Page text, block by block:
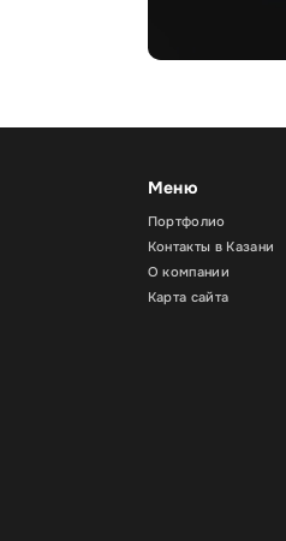
Меню
Портфолио
Контакты в Казани
О компании
Карта сайта